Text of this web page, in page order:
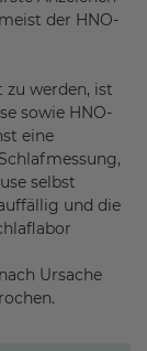
der HNO-
werden, ist
sowie HNO-
eine
selbst
und die
Ursache